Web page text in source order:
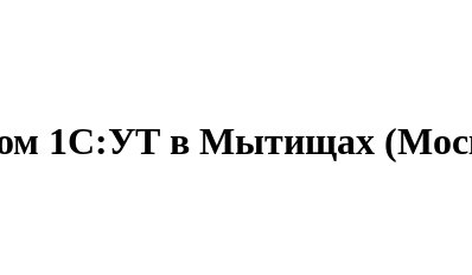
1С:УТ в Мытищах